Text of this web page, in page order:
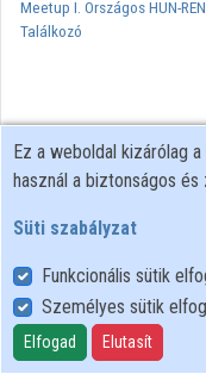
Meetup I. Országos HUN-
Találkozó
Felhasználói szabályzat
Adatkezelési tájékoztató
Süti szabályzat
Ez a weboldal kizárólag
használ a biztonságos
Süti szabályzat
Funkcionális sütik
Személyes sütik
Elfogad Elutasít